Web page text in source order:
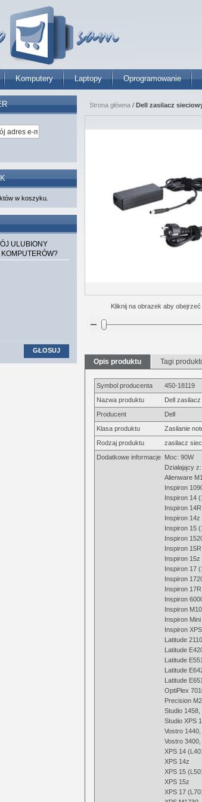
Komputery Laptopy Oprogramowanie
Strona główna / Dell zasilacz
Kliknij na obrazek aby obejrzeć
Opis produktu Tagi
Symbol producenta
450-18119
Nazwa produktu
Dell
Producent
Dell
Klasa produktu
Zasilanie
Rodzaj produktu
zasilacz
Dodatkowe informacje Moc: 90W
Działający z:
Alienware
Inspiron
Inspiron 14
Inspiron
Inspiron 14z
Inspiron 15
Inspiron
Inspiron
Inspiron 15z
Inspiron 17
Inspiron
Inspiron
Inspiron
Inspiron
Inspiron
Inspiron
Latitude
Latitude
Latitude
Latitude
Latitude
OptiPlex
Precision
Studio 1458,
Studio XPS
Vostro
Vostro
XPS 14
XPS 14z
XPS 15
XPS 15z
XPS 17
w koszyku.
ULUBIONY
GŁOSUJ